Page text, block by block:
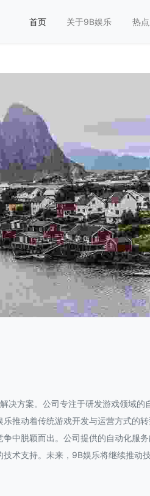
首页 关于9B娱乐 热
决方案。公司专注于研发游戏领域的
推动着传统游戏开发与运营方式的
中脱颖而出。公司提供的自动化服
术支持。未来，9B娱乐将继续推动